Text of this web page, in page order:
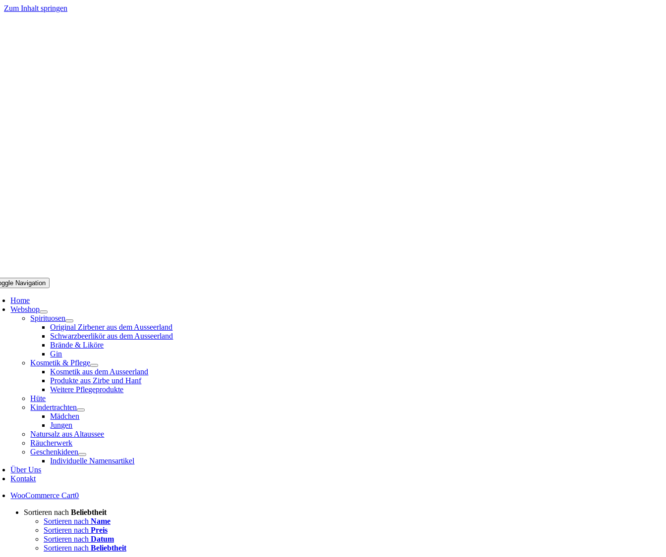
Zum Inhalt springen
Navigation
Home
Webshop
Spirituosen
Original Zirbener aus dem Ausseerland
Schwarzbeerlikör aus dem Ausseerland
Brände & Liköre
Gin
Kosmetik & Pflege
Kosmetik aus dem Ausseerland
Produkte aus Zirbe und Hanf
Weitere Pflegeprodukte
Hüte
Kindertrachten
Mädchen
Jungen
Natursalz aus Altaussee
Räucherwerk
Geschenkideen
Individuelle Namensartikel
Über Uns
Kontakt
WooCommerce Cart0
Sortieren nach Beliebtheit
Sortieren nach Name
Sortieren nach Preis
Sortieren nach Datum
Sortieren nach Beliebtheit